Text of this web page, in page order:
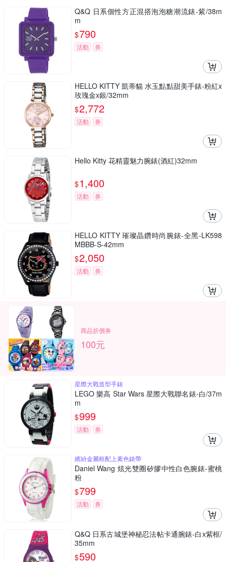
Q&Q 日系個性方正混搭泡泡糖潮流錶-紫/38m
m
$790
活動 券
HELLO KITTY 凱蒂貓 水玉點點甜美手錶-粉紅x
玫瑰金x銀/32mm
$2,772
活動 券
Hello Kitty 花精靈魅力腕錶(酒紅)32mm
$1,400
活動 券
HELLO KITTY 璀璨晶鑽時尚腕錶-全黑-LK598
MBBB-S-42mm
$2,050
活動 券
商品折價券
100元
星際大戰造型手錶
LEGO 樂高 Star Wars 星際大戰聯名錶-白/37m
m
$999
活動 券
繽紛金屬框配上素色錶帶
Daniel Wang 炫光雙圈矽膠中性白色腕錶-蜜桃
粉
$799
活動 券
Q&Q 日系古城堡神秘忍法帖卡通腕錶-白x紫框/
35mm
$590